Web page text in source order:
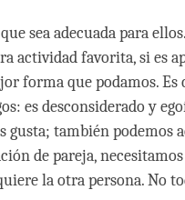
sea adecuada para
actividad favorita, si es
forma que podamos. Es
es desconsiderado y
gusta; también podemos
de pareja,
la otra persona. No